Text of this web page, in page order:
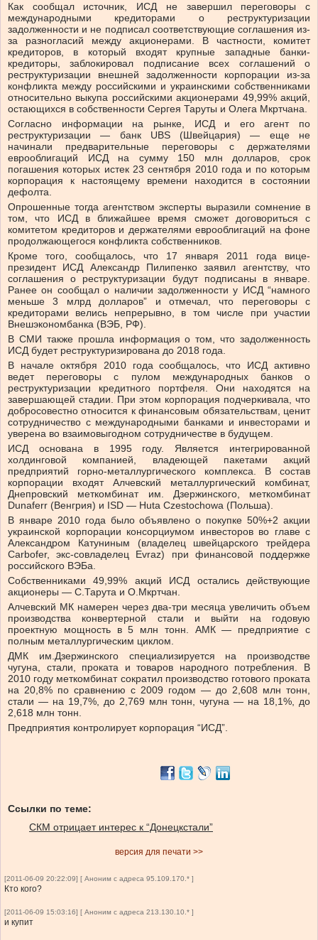
Как сообщал источник, ИСД не завершил переговоры с
международными кредиторами о реструктуризации
задолженности и не подписал соответствующие соглашения из-
за разногласий между акционерами. В частности, комитет
кредиторов, в который входят крупные западные банки-
кредиторы, заблокировал подписание всех соглашений о
реструктуризации внешней задолженности корпорации из-за
конфликта между российскими и украинскими собственниками
относительно выкупа российскими акционерами 49,99% акций,
остающихся в собственности Сергея Таруты и Олега Мкртчана.
Согласно информации на рынке, ИСД и его агент по
реструктуризации — банк UBS (Швейцария) — еще не
начинали предварительные переговоры с держателями
еврооблигаций ИСД на сумму 150 млн долларов, срок
погашения которых истек 23 сентября 2010 года и по которым
корпорация к настоящему времени находится в состоянии
дефолта.
Опрошенные тогда агентством эксперты выразили сомнение в
том, что ИСД в ближайшее время сможет договориться с
комитетом кредиторов и держателями еврооблигаций на фоне
продолжающегося конфликта собственников.
Кроме того, сообщалось, что 17 января 2011 года вице-
президент ИСД Александр Пилипенко заявил агентству, что
соглашения о реструктуризации будут подписаны в январе.
Ранее он сообщал о наличии задолженности у ИСД “намного
меньше 3 млрд долларов” и отмечал, что переговоры с
кредиторами велись непрерывно, в том числе при участии
Внешэкономбанка (ВЭБ, РФ).
В СМИ также прошла информация о том, что задолженность
ИСД будет реструктуризирована до 2018 года.
В начале октября 2010 года сообщалось, что ИСД активно
ведет переговоры с пулом международных банков о
реструктуризации кредитного портфеля. Они находятся на
завершающей стадии. При этом корпорация подчеркивала, что
добросовестно относится к финансовым обязательствам, ценит
сотрудничество с международными банками и инвесторами и
уверена во взаимовыгодном сотрудничестве в будущем.
ИСД основана в 1995 году. Является интегрированной
холдинговой компанией, владеющей пакетами акций
предприятий горно-металлургического комплекса. В состав
корпорации входят Алчевский металлургический комбинат,
Днепровский меткомбинат им. Дзержинского, меткомбинат
Dunaferr (Венгрия) и ISD — Huta Czestochowa (Польша).
В январе 2010 года было объявлено о покупке 50%+2 акции
украинской корпорации консорциумом инвесторов во главе с
Александром Катуниным (владелец швейцарского трейдера
Carbofer, экс-совладелец Evraz) при финансовой поддержке
российского ВЭБа.
Собственниками 49,99% акций ИСД остались действующие
акционеры — С.Тарута и О.Мкртчан.
Алчевский МК намерен через два-три месяца увеличить объем
производства конвертерной стали и выйти на годовую
проектную мощность в 5 млн тонн. АМК — предприятие с
полным металлургическим циклом.
ДМК им.Дзержинского специализируется на производстве
чугуна, стали, проката и товаров народного потребления. В
2010 году меткомбинат сократил производство готового проката
на 20,8% по сравнению с 2009 годом — до 2,608 млн тонн,
стали — на 19,7%, до 2,769 млн тонн, чугуна — на 18,1%, до
2,618 млн тонн.
Предприятия контролирует корпорация “ИСД”.
Ссылки по теме:
СКМ отрицает интерес к “Донецкстали”
версия для печати >>
[2011-06-09 20:22:09] [ Аноним с адреса 95.109.170.* ]
Кто когo?
[2011-06-09 15:03:16] [ Аноним с адреса 213.130.10.* ]
и купит